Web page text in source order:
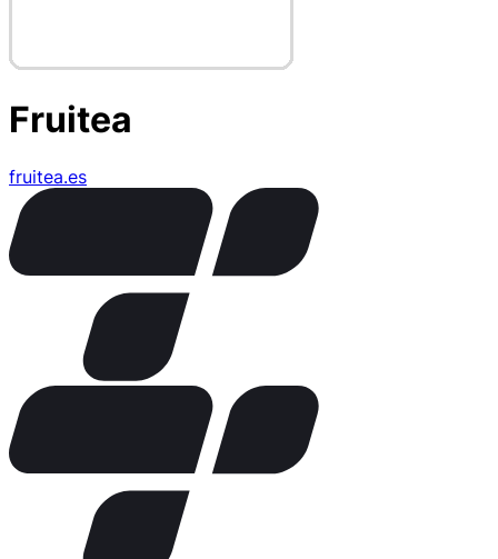
Fruitea
fruitea.es